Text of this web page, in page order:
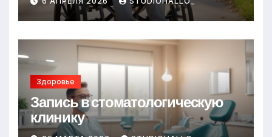
Здоровье
Запись в стоматологическую
клинику